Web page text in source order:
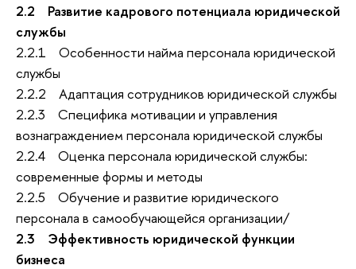
2.2 Развитие кадрового потенциала юридической
службы
2.2.1 Особенности найма персонала юридической
службы
2.2.2 Адаптация сотрудников юридической службы
2.2.3 Специфика мотивации и управления
вознаграждением персонала юридической службы
2.2.4 Оценка персонала юридической службы:
современные формы и методы
2.2.5 Обучение и развитие юридического
персонала в самообучающейся организации/
2.3 Эффективность юридической функции
бизнеса